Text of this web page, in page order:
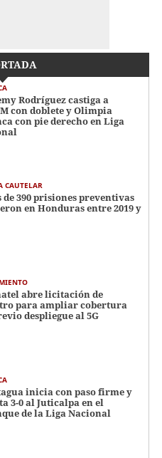
Rodríguez castiga a
con doblete y Olimpia
con pie derecho en Liga
CAUTELAR
de 390 prisiones preventivas
en Honduras entre 2019 y
abre licitación de
para ampliar cobertura
despliegue al 5G
inicia con paso firme y
3-0 al Juticalpa en el
de la Liga Nacional